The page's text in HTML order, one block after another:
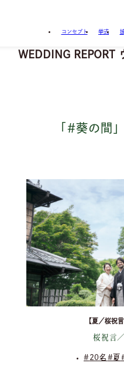
コンセプト 挙式
WEDDING REPORT
「#葵の間」
【夏／桜祝
桜祝言
20名 夏